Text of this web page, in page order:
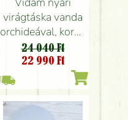
virágtáska vanda
orchideával, korall
rózsával
24 040 Ft
22 990 Ft